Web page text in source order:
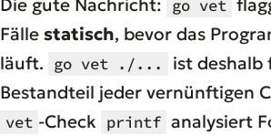
go vet
Fälle statisch, bevor das
läuft. go vet ./...
ist deshalb
Bestandteil jeder vernünftigen
vet -Check printf analysiert